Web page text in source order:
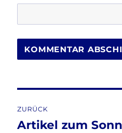
ZURÜCK
Vorheriger
Artikel zum